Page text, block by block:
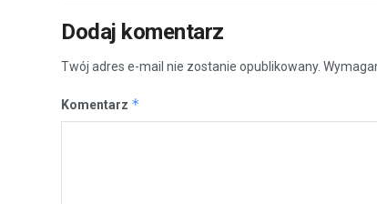
Dodaj komentarz
Twój adres e-mail nie zostanie opublikowany.
Komentarz *